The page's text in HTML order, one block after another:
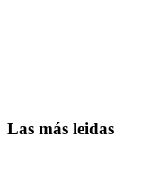
Las más leidas